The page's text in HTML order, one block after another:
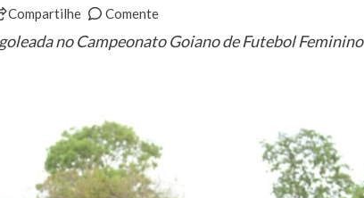
Compartilhe Comente
no Campeonato Goiano de Futebol Feminino